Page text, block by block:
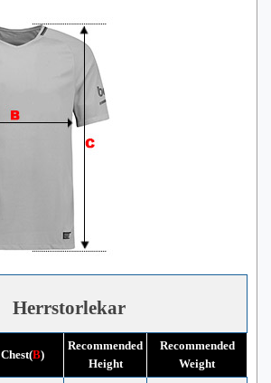
Herrstorlekar
Chest(B)
Recommended
Height
Recommended
Weight